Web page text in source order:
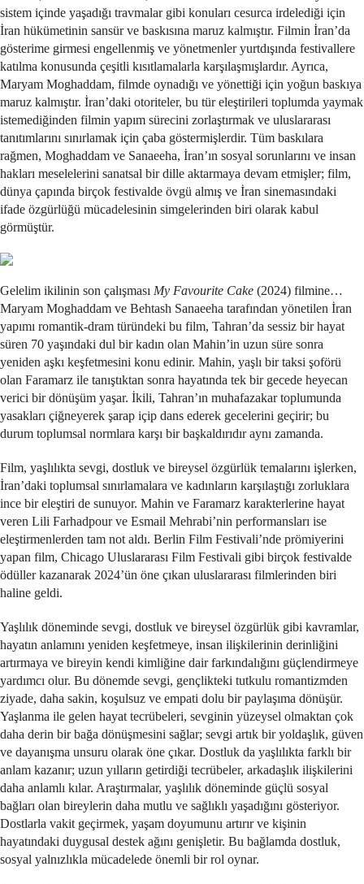
sistem içinde yaşadığı travmalar gibi konuları cesurca irdelediği için
İran hükümetinin sansür ve baskısına maruz kalmıştır. Filmin İran’da
gösterime girmesi engellenmiş ve yönetmenler yurtdışında festivallere
katılma konusunda çeşitli kısıtlamalarla karşılaşmışlardır. Ayrıca,
Maryam Moghaddam, filmde oynadığı ve yönettiği için yoğun baskıya
maruz kalmıştır. İran’daki otoriteler, bu tür eleştirileri toplumda yaymak
istemediğinden filmin yapım sürecini zorlaştırmak ve uluslararası
tanıtımlarını sınırlamak için çaba göstermişlerdir. Tüm baskılara
rağmen, Moghaddam ve Sanaeeha, İran’ın sosyal sorunlarını ve insan
hakları meselelerini sanatsal bir dille aktarmaya devam etmişler; film,
dünya çapında birçok festivalde övgü almış ve İran sinemasındaki
ifade özgürlüğü mücadelesinin simgelerinden biri olarak kabul
görmüştür.
Gelelim ikilinin son çalışması My Favourite Cake (2024) filmine…
Maryam Moghaddam ve Behtash Sanaeeha tarafından yönetilen İran
yapımı romantik-dram türündeki bu film, Tahran’da sessiz bir hayat
süren 70 yaşındaki dul bir kadın olan Mahin’in uzun süre sonra
yeniden aşkı keşfetmesini konu edinir. Mahin, yaşlı bir taksi şoförü
olan Faramarz ile tanıştıktan sonra hayatında tek bir gecede heyecan
verici bir dönüşüm yaşar. İkili, Tahran’ın muhafazakar toplumunda
yasakları çiğneyerek şarap içip dans ederek gecelerini geçirir; bu
durum toplumsal normlara karşı bir başkaldırıdır aynı zamanda.
Film, yaşlılıkta sevgi, dostluk ve bireysel özgürlük temalarını işlerken,
İran’daki toplumsal sınırlamalara ve kadınların karşılaştığı zorluklara
ince bir eleştiri de sunuyor. Mahin ve Faramarz karakterlerine hayat
veren Lili Farhadpour ve Esmail Mehrabi’nin performansları ise
eleştirmenlerden tam not aldı. Berlin Film Festivali’nde prömiyerini
yapan film, Chicago Uluslararası Film Festivali gibi birçok festivalde
ödüller kazanarak 2024’ün öne çıkan uluslararası filmlerinden biri
haline geldi.
Yaşlılık döneminde sevgi, dostluk ve bireysel özgürlük gibi kavramlar,
hayatın anlamını yeniden keşfetmeye, insan ilişkilerinin derinliğini
artırmaya ve bireyin kendi kimliğine dair farkındalığını güçlendirmeye
yardımcı olur. Bu dönemde sevgi, gençlikteki tutkulu romantizmden
ziyade, daha sakin, koşulsuz ve empati dolu bir paylaşıma dönüşür.
Yaşlanma ile gelen hayat tecrübeleri, sevginin yüzeysel olmaktan çok
daha derin bir bağa dönüşmesini sağlar; sevgi artık bir yoldaşlık, güven
ve dayanışma unsuru olarak öne çıkar. Dostluk da yaşlılıkta farklı bir
anlam kazanır; uzun yılların getirdiği tecrübeler, arkadaşlık ilişkilerini
daha anlamlı kılar. Araştırmalar, yaşlılık döneminde güçlü sosyal
bağları olan bireylerin daha mutlu ve sağlıklı yaşadığını gösteriyor.
Dostlarla vakit geçirmek, yaşam doyumunu artırır ve kişinin
hayatındaki duygusal destek ağını genişletir. Bu bağlamda dostluk,
sosyal yalnızlıkla mücadelede önemli bir rol oynar.